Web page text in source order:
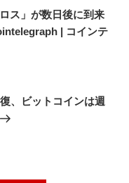
ス」が数日後に到来
| コインテ
、ビットコインは週